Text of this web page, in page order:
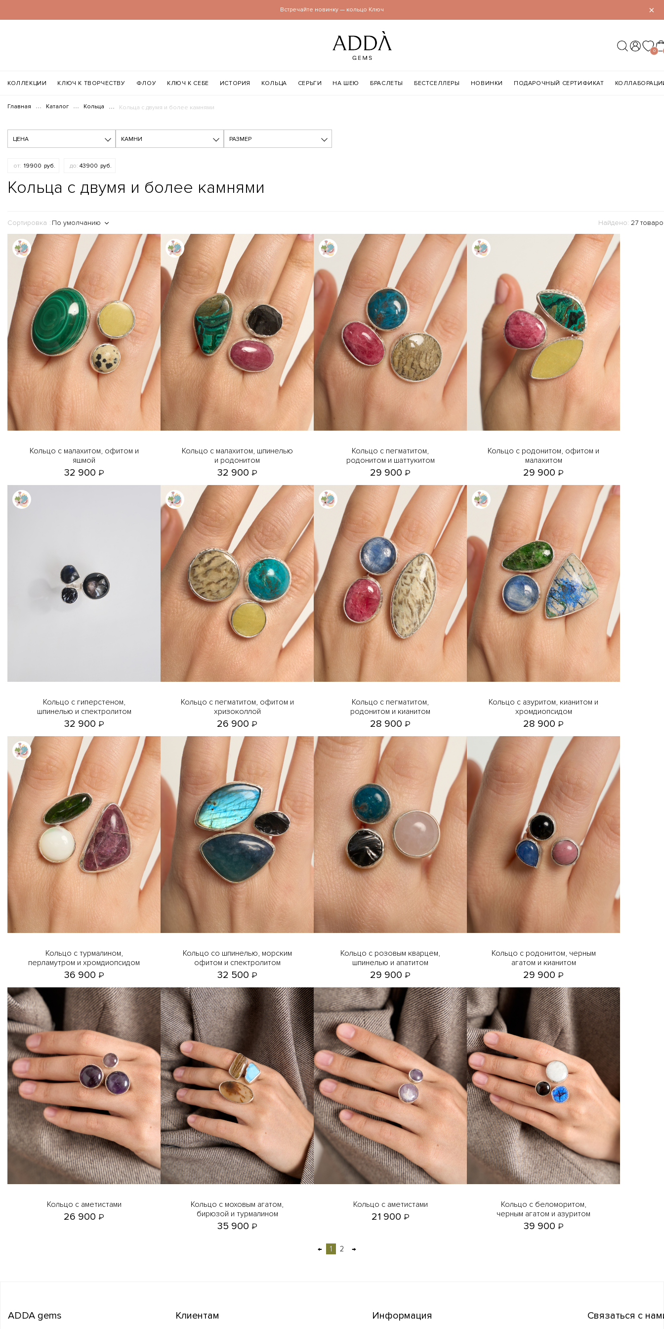
×
Встречайте новинку — кольцо Ключ
0
КОЛЛЕКЦИИ КЛЮЧ К ТВОРЧЕСТВУ ФЛОУ КЛЮЧ К СЕБЕ ИСТОРИЯ КОЛЬЦА СЕРЬГИ НА ШЕЮ БРАСЛЕТЫ БЕСТСЕЛЛЕРЫ НОВИНКИ ПОДАРОЧНЫЙ СЕРТИФИКАТ
Главная Каталог Кольца Кольца с двумя и более камнями
ЦЕНА КАМНИ РАЗМЕР
Кольца с двумя и более камнями
Сортировка По умолчанию Найдено: 27
Кольцо с малахитом, офитом и
яшмой
32 900 ₽
Кольцо с малахитом, шпинелью
и родонитом
32 900 ₽
Кольцо с пегматитом,
родонитом и шаттукитом
29 900 ₽
Кольцо с родонитом, офитом и
малахитом
29 900 ₽
Кольцо с гиперстеном,
шпинелью и спектролитом
32 900 ₽
Кольцо с пегматитом, офитом и
хризоколлой
26 900 ₽
Кольцо с пегматитом,
родонитом и кианитом
28 900 ₽
Кольцо с азуритом, кианитом и
хромдиопсидом
28 900 ₽
Кольцо с турмалином,
перламутром и хромдиопсидом
36 900 ₽
Кольцо со шпинелью, морским
офитом и спектролитом
32 500 ₽
Кольцо с розовым кварцем,
шпинелью и апатитом
29 900 ₽
Кольцо с родонитом, черным
агатом и кианитом
29 900 ₽
Кольцо с аметистами
26 900 ₽
Кольцо с моховым агатом,
бирюзой и турмалином
35 900 ₽
Кольцо с аметистами
21 900 ₽
Кольцо с беломоритом,
черным агатом и азуритом
39 900 ₽
← 1 2 →
ADDA gems Клиентам Информация Связаться с